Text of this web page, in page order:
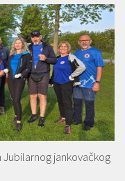
jankovačkog